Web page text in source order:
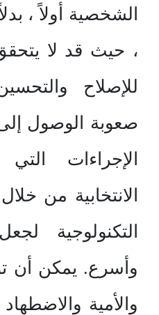
الشخصية أولاً ،
، حيث قد لا
للإصلاح
صعوبة الوصول
الإجراءات التي
الانتخابية من
التكنولوجية
وأسرع. يمكن أن
والأمية